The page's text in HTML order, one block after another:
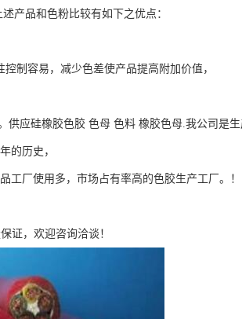
产品和色粉比较有如下之优点：
制容易，减少色差使产品提高附加价值，
应硅橡胶色胶 色母 色料 橡胶色母.我公司是
的历史，
工厂使用多，市场占有率高的色胶生产工厂。！
证，欢迎咨询洽谈！